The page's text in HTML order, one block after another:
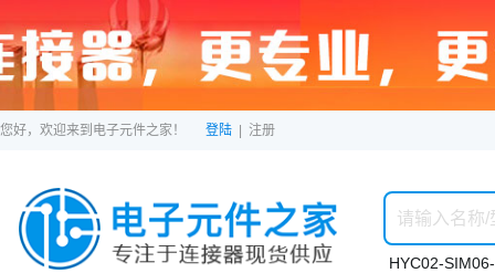
您好，欢迎来到电子元件之家！ 登陆 注册
HYC02-